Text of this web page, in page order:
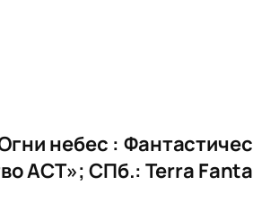
небес :
АСТ»; СПб.:Terra